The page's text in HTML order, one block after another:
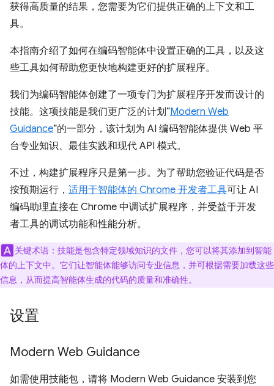
获得高质量的结果，您需要为它们提供正确的上下文和工
具。
本指南介绍了如何在编码智能体中设置正确的工具，以及这
些工具如何帮助您更快地构建更好的扩展程序。
我们为编码智能体创建了一项专门为扩展程序开发而设计的
技能。这项技能是我们更广泛的计划“Modern Web
Guidance”的一部分，该计划为 AI 编码智能体提供 Web 平
台专业知识、最佳实践和现代 API 模式。
不过，构建扩展程序只是第一步。为了帮助您验证代码是否
按预期运行， 适用于智能体的 Chrome 开发者工具可让 AI
编码助理直接在 Chrome 中调试扩展程序，并受益于开发
者工具的调试功能和性能分析。
关键术语：技能是包含特定领域知识的文件，您可以将其添加到智能
体的上下文中。它们让智能体能够访问专业信息，并可根据需要加载这些
信息，从而提高智能体生成的代码的质量和准确性。
设置
Modern Web Guidance
如需使用技能包，请将 Modern Web Guidance 安装到您